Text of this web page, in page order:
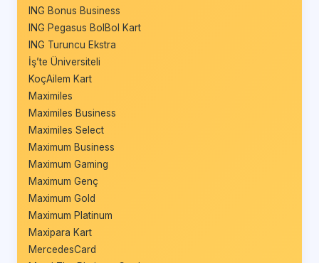
ING Bonus Business
ING Pegasus BolBol Kart
ING Turuncu Ekstra
İş’te Üniversiteli
KoçAilem Kart
Maximiles
Maximiles Business
Maximiles Select
Maximum Business
Maximum Gaming
Maximum Genç
Maximum Gold
Maximum Platinum
Maxipara Kart
MercedesCard